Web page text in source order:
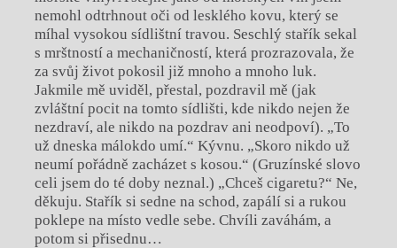
nemohl odtrhnout oči od lesklého kovu, který se
míhal vysokou sídlištní travou. Seschlý stařík sekal
s mrštností a mechaničností, která prozrazovala, že
za svůj život pokosil již mnoho a mnoho luk.
Jakmile mě uviděl, přestal, pozdravil mě (jak
zvláštní pocit na tomto sídlišti, kde nikdo nejen že
nezdraví, ale nikdo na pozdrav ani neodpoví). „To
už dneska málokdo umí.“ Kývnu. „Skoro nikdo už
neumí pořádně zacházet s kosou.“ (Gruzínské slovo
celi jsem do té doby neznal.) „Chceš cigaretu?“ Ne,
děkuju. Stařík si sedne na schod, zapálí si a rukou
poklepe na místo vedle sebe. Chvíli zaváhám, a
potom si přisednu…